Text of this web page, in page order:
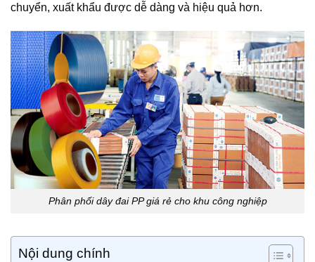
chuyển, xuất khẩu được dễ dàng và hiệu quả hơn.
Phân phối dây đai PP giá rẻ cho khu công nghiệp
Nội dung chính